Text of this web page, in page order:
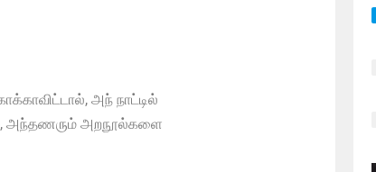
அந் நாட்டில்
அந்தணரும் அறநூல்களை